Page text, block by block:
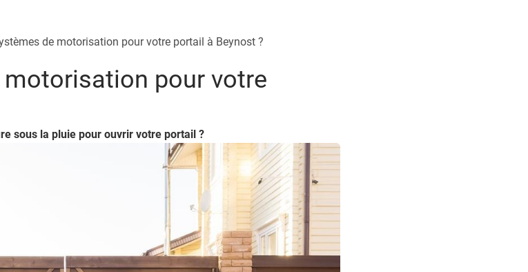
de motorisation pour votre portail à Beynost ?
pour votre
sous la pluie pour ouvrir votre portail ?